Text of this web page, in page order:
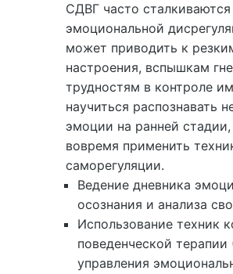
СДВГ часто сталкиваются
эмоциональной
может приводить к
настроения, вспышкам
трудностям в контроле
научиться распознавать
эмоции на ранней стадии,
вовремя применить
саморегуляции.
Ведение дневника
осознания и анализа
Использование техник
поведенческой
управления